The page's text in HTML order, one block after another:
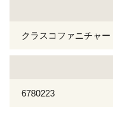
クラスコファニチャー
6780223